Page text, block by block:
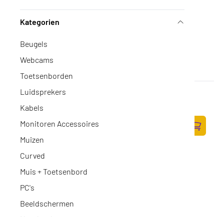
Kategorien
Beugels
Webcams
Toetsenborden
Luidsprekers
Kabels
Monitoren Accessoires
Muizen
Curved
Muis + Toetsenbord
PC's
Beeldschermen
AMD AM4 Ryzen 5 5600 65W 4.4Hz Tray
Op voorraad
126,-
Zum